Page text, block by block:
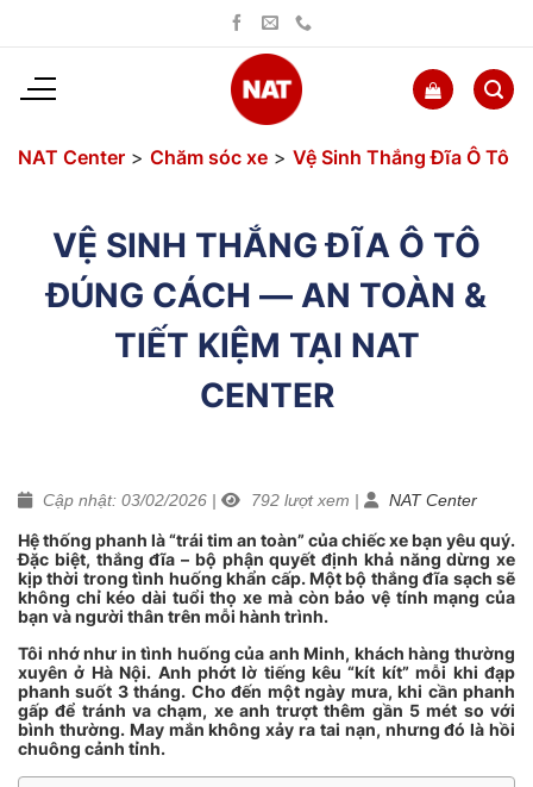
dung
NAT Center > Chăm sóc xe > Vệ Sinh Thắng Đĩa Ô Tô
VỆ SINH THẮNG ĐĨA Ô TÔ
ĐÚNG CÁCH — AN TOÀN &
TIẾT KIỆM TẠI NAT
CENTER
Cập nhật: 03/02/2026 | 792 lượt xem | NAT Center
Hệ thống phanh là “trái tim an toàn” của chiếc xe bạn yêu quý.
Đặc biệt, thắng đĩa – bộ phận quyết định khả năng dừng xe
kịp thời trong tình huống khẩn cấp. Một bộ thắng đĩa sạch sẽ
không chỉ kéo dài tuổi thọ xe mà còn bảo vệ tính mạng của
bạn và người thân trên mỗi hành trình.
Tôi nhớ như in tình huống của anh Minh, khách hàng thường
xuyên ở Hà Nội. Anh phớt lờ tiếng kêu “kít kít” mỗi khi đạp
phanh suốt 3 tháng. Cho đến một ngày mưa, khi cần phanh
gấp để tránh va chạm, xe anh trượt thêm gần 5 mét so với
bình thường. May mắn không xảy ra tai nạn, nhưng đó là hồi
chuông cảnh tỉnh.